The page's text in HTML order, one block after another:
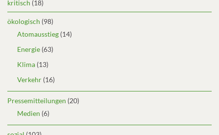
kritisch (18)
ökologisch (98)
Atomausstieg (14)
Energie (63)
Klima (13)
Verkehr (16)
Pressemitteilungen (20)
Medien (6)